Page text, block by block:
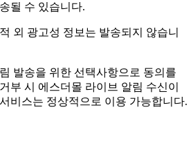
될 수 있습니다.
외 광고성 정보는 발송되지 않습니
발송을 위한 선택사항으로 동의를
부 시 에스더몰 라이브 알림 수신이
비스는 정상적으로 이용 가능합니다.